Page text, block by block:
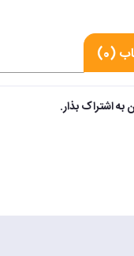
(0)
به اشتراک بذار.